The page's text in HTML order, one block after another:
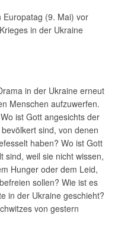
Europatag (9. Mai) vor
in der Ukraine
in der Ukraine erneut
Menschen aufzuwerfen.
ist Gott angesichts der
sind, von denen
haben? Wo ist Gott
sind, weil sie nicht wissen,
Hunger oder dem Leid,
sollen? Wie ist es
in der Ukraine geschieht?
von gestern